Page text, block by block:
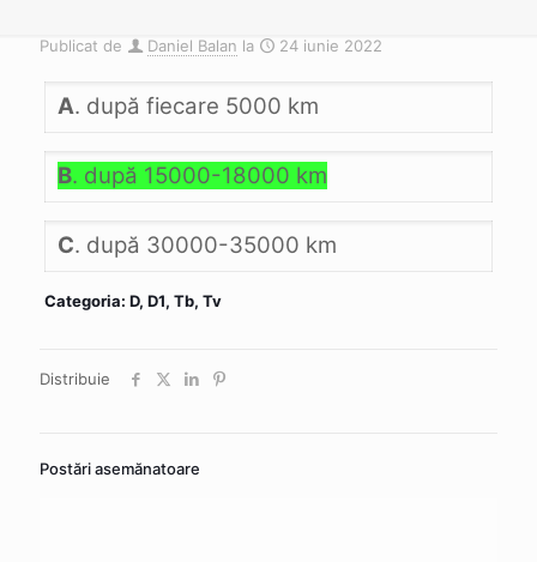
Publicat de Daniel Balan la 24 iunie 2022
A. după fiecare 5000 km
B. după 15000-18000 km
C. după 30000-35000 km
Categoria: D, D1, Tb, Tv
Distribuie
Postări asemănatoare